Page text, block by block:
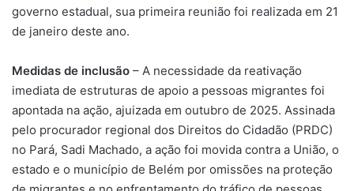
governo estadual, sua primeira reunião foi realizada em 21
de janeiro deste ano.
Medidas de inclusão – A necessidade da reativação
imediata de estruturas de apoio a pessoas migrantes foi
apontada na ação, ajuizada em outubro de 2025. Assinada
pelo procurador regional dos Direitos do Cidadão (PRDC)
no Pará, Sadi Machado, a ação foi movida contra a União, o
estado e o município de Belém por omissões na proteção